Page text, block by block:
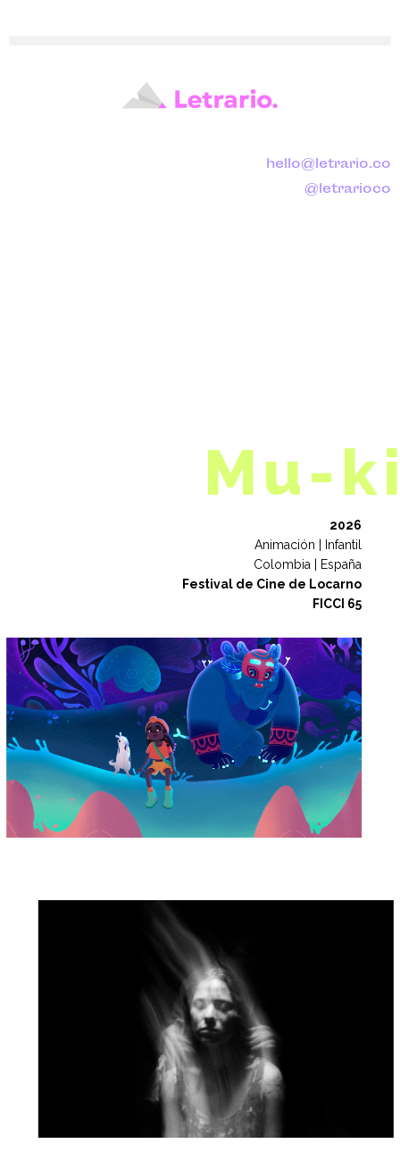
hello@letrario.co
@letrarioco
Mu-
2026
Animación | Infantil
Colombia | España
Festival de Cine de Locarno
FICCI 65